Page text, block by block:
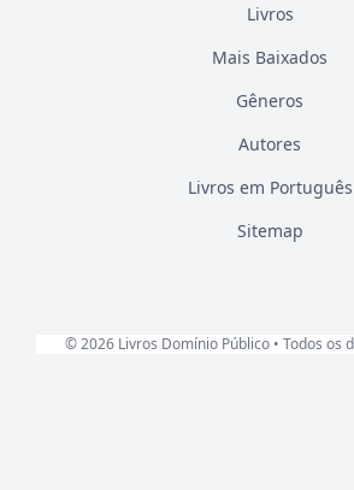
Livros
Mais Baixados
Gêneros
Autores
Livros em Português
Sitemap
© 2026 Livros Domínio Público • Todos os